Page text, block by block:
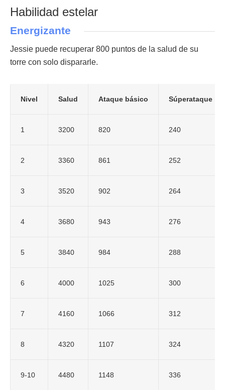
Habilidad estelar
Energizante
Jessie puede recuperar 800 puntos de la salud de su
torre con solo dispararle.
Nivel Salud Ataque básico Súperataque
1 3200 820 240
2 3360 861 252
3 3520 902 264
4 3680 943 276
5 3840 984 288
6 4000 1025 300
7 4160 1066 312
8 4320 1107 324
9-10 4480 1148 336